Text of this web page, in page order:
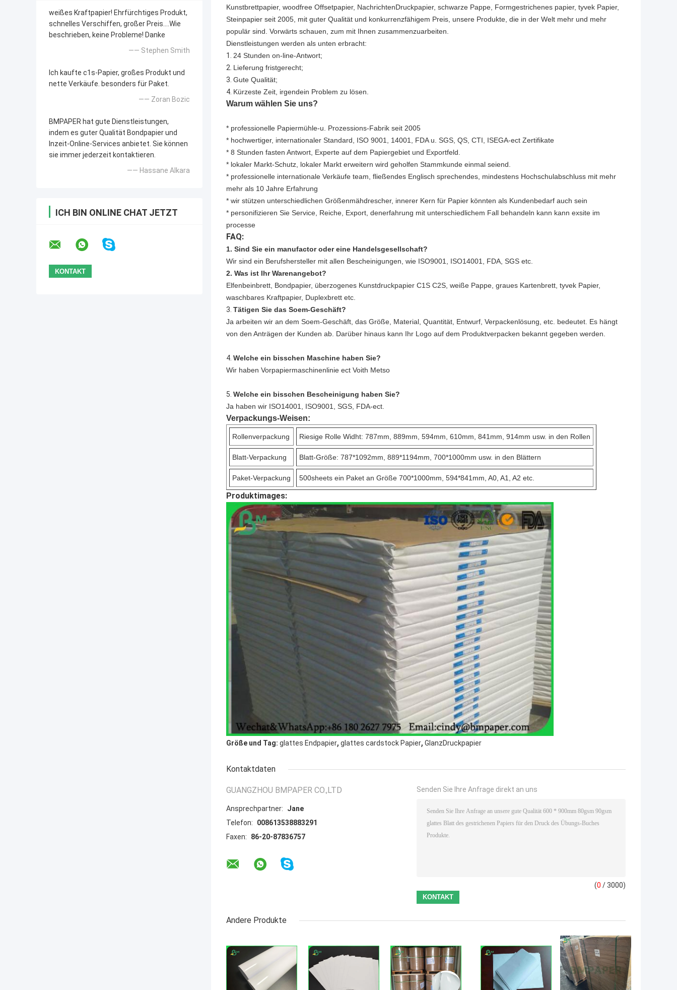
weißes Kraftpapier! Ehrfürchtiges Produkt,
schnelles Verschiffen, großer Preis….Wie
beschrieben, keine Probleme! Danke
—— Stephen Smith
Ich kaufte c1s-Papier, großes Produkt und
nette Verkäufe. besonders für Paket.
—— Zoran Bozic
BMPAPER hat gute Dienstleistungen,
indem es guter Qualität Bondpapier und
Inzeit-Online-Services anbietet. Sie können
sie immer jederzeit kontaktieren.
—— Hassane Alkara
ICH BIN ONLINE CHAT JETZT
Kunstbrettpapier, woodfree Offsetpapier, NachrichtenDruckpapier, schwarze Pappe, Formgestrichenes papier, tyvek Papier,
Steinpapier seit 2005, mit guter Qualität und konkurrenzfähigem Preis, unsere Produkte, die in der Welt mehr und mehr
populär sind. Vorwärts schauen, zum mit Ihnen zusammenzuarbeiten.
Dienstleistungen werden als unten erbracht:
1. 24 Stunden on-line-Antwort;
2. Lieferung fristgerecht;
3. Gute Qualität;
4. Kürzeste Zeit, irgendein Problem zu lösen.
Warum wählen Sie uns?
* professionelle Papiermühle-u. Prozessions-Fabrik seit 2005
* hochwertiger, internationaler Standard, ISO 9001, 14001, FDA u. SGS, QS, CTI, ISEGA-ect Zertifikate
* 8 Stunden fasten Antwort, Experte auf dem Papiergebiet und Exportfeld.
* lokaler Markt-Schutz, lokaler Markt erweitern wird geholfen Stammkunde einmal seiend.
* professionelle internationale Verkäufe team, fließendes Englisch sprechendes, mindestens Hochschulabschluss mit mehr
mehr als 10 Jahre Erfahrung
* wir stützen unterschiedlichen Größenmähdrescher, innerer Kern für Papier könnten als Kundenbedarf auch sein
* personifizieren Sie Service, Reiche, Export, denerfahrung mit unterschiedlichem Fall behandeln kann kann exsite im
processe
FAQ:
1. Sind Sie ein manufactor oder eine Handelsgesellschaft?
Wir sind ein Berufshersteller mit allen Bescheinigungen, wie ISO9001, ISO14001, FDA, SGS etc.
2. Was ist Ihr Warenangebot?
Elfenbeinbrett, Bondpapier, überzogenes Kunstdruckpapier C1S C2S, weiße Pappe, graues Kartenbrett, tyvek Papier,
waschbares Kraftpapier, Duplexbrett etc.
3. Tätigen Sie das Soem-Geschäft?
Ja arbeiten wir an dem Soem-Geschäft, das Größe, Material, Quantität, Entwurf, Verpackenlösung, etc. bedeutet. Es hängt
von den Anträgen der Kunden ab. Darüber hinaus kann Ihr Logo auf dem Produktverpacken bekannt gegeben werden.
4. Welche ein bisschen Maschine haben Sie?
Wir haben Vorpapiermaschinenlinie ect Voith Metso
5. Welche ein bisschen Bescheinigung haben Sie?
Ja haben wir ISO14001, ISO9001, SGS, FDA-ect.
Verpackungs-Weisen:
Rollenverpackung Riesige Rolle Widht: 787mm, 889mm, 594mm, 610mm, 841mm, 914mm usw. in den Rollen
Blatt-Verpackung Blatt-Größe: 787*1092mm, 889*1194mm, 700*1000mm usw. in den Blättern
Paket-Verpackung 500sheets ein Paket an Größe 700*1000mm, 594*841mm, A0, A1, A2 etc.
Produktimages:
Größe und Tag: glattes Endpapier, glattes cardstock Papier, GlanzDruckpapier
Kontaktdaten
GUANGZHOU BMPAPER CO.,LTD
Ansprechpartner:
Jane
Telefon:
008613538883291
Faxen:
86-20-87836757
Senden Sie Ihre Anfrage direkt an uns
(0 / 3000)
Andere Produkte